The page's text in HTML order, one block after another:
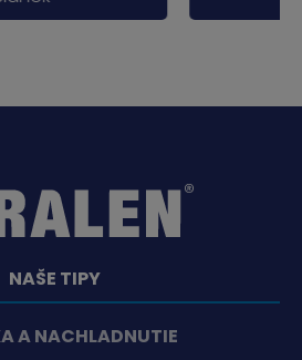
NAŠE TIPY
A NACHLADNUTIE